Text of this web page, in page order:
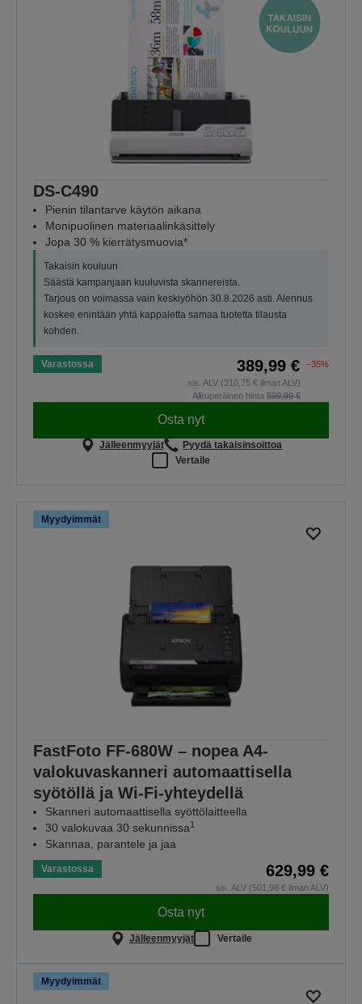
DS-C490
Pienin tilantarve käytön aikana
Monipuolinen materiaalinkäsittely
Jopa 30 % kierrätysmuovia*
Takaisin kouluun
Säästä kampanjaan kuuluvista skannereista.
Tarjous on voimassa vain keskiyöhön 30.8.2026 asti. Alennus
koskee enintään yhtä kappaletta samaa tuotetta tilausta
kohden.
Varastossa 389,99 €
−35%
sis. ALV (310,75 € ilman ALV)
Alkuperäinen hinta 599,99 €
Osta nyt
Jälleenmyyjät
Pyydä takaisinsoittoa
Vertaile
Myydyimmät
FastFoto FF-680W – nopea A4-
valokuvaskanneri automaattisella
syötöllä ja Wi-Fi-yhteydellä
Skanneri automaattisella syöttölaitteella
30 valokuvaa 30 sekunnissa1
Skannaa, parantele ja jaa
Varastossa 629,99 €
sis. ALV (501,98 € ilman ALV)
Osta nyt
Jälleenmyyjät Vertaile
Myydyimmät